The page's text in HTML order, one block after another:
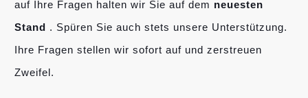
auf Ihre Fragen halten wir Sie auf dem neuesten
Stand . Spüren Sie auch stets unsere Unterstützung.
Ihre Fragen stellen wir sofort auf und zerstreuen
Zweifel.